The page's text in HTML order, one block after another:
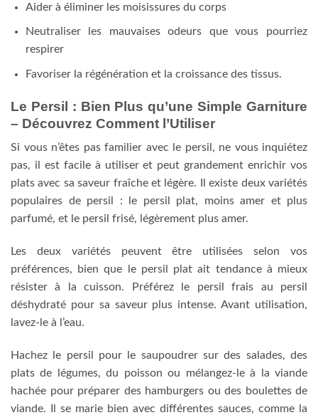
Aider à éliminer les moisissures du corps
Neutraliser les mauvaises odeurs que vous pourriez
respirer
Favoriser la régénération et la croissance des tissus.
Le Persil : Bien Plus qu’une Simple Garniture
– Découvrez Comment l’Utiliser
Si vous n’êtes pas familier avec le persil, ne vous inquiétez
pas, il est facile à utiliser et peut grandement enrichir vos
plats avec sa saveur fraîche et légère. Il existe deux variétés
populaires de persil : le persil plat, moins amer et plus
parfumé, et le persil frisé, légèrement plus amer.
Les deux variétés peuvent être utilisées selon vos
préférences, bien que le persil plat ait tendance à mieux
résister à la cuisson. Préférez le persil frais au persil
déshydraté pour sa saveur plus intense. Avant utilisation,
lavez-le à l’eau.
Hachez le persil pour le saupoudrer sur des salades, des
plats de légumes, du poisson ou mélangez-le à la viande
hachée pour préparer des hamburgers ou des boulettes de
viande. Il se marie bien avec différentes sauces, comme la